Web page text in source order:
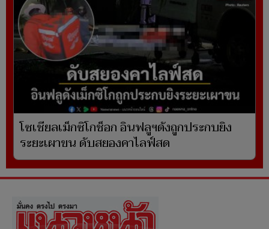
โซเชียลเม็กซิโกช็อก อินฟลูฯดังถูกประกบยิง
ระยะเผาขน ดับสยองคาไลฟ์สด